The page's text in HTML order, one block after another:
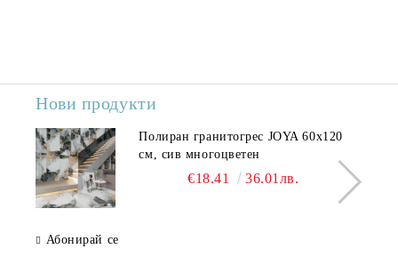
Нови продукти
Полиран гранитогрес JOYA 60x120
см, сив многоцветен
€18.41 36.01лв.
Абонирай се